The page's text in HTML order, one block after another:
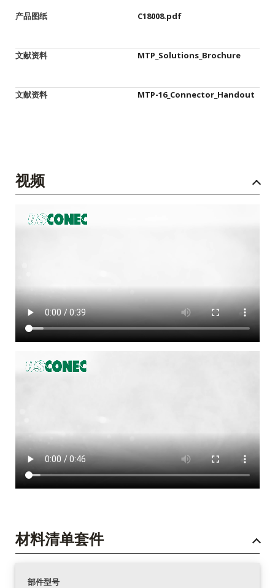
产品图纸 C18008.pdf
文献资料 MTP_Solutions_Brochure
文献资料 MTP-16_Connector_Handout
视频
材料清单套件
部件型号